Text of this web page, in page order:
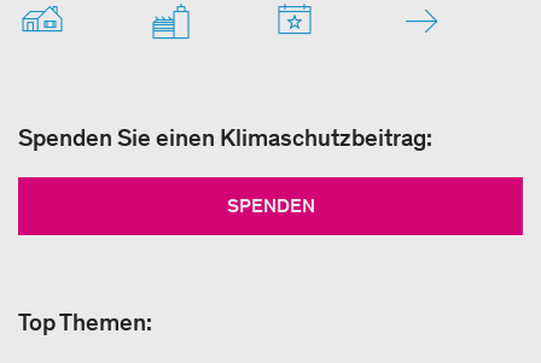
Spenden Sie einen Klimaschutzbeitrag:
SPENDEN
Top Themen: